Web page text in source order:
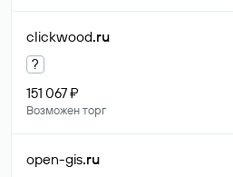
clickwood.ru
?
151 067 ₽
Возможен торг
open-gis.ru